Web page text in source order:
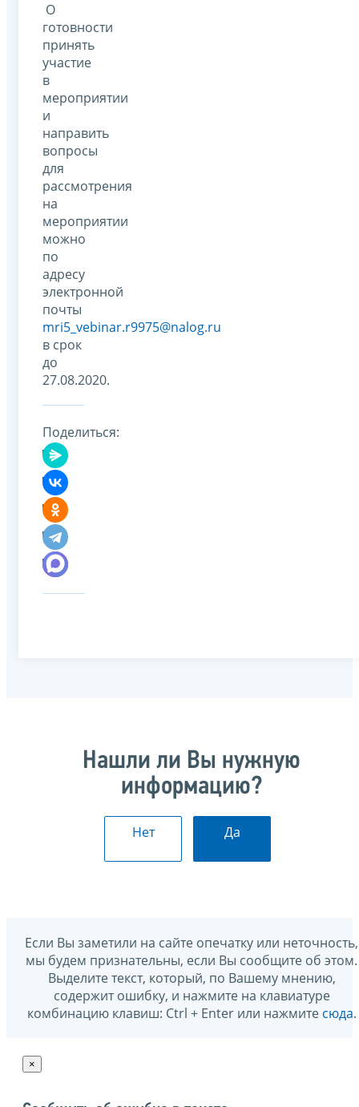
О
готовности
принять
участие
в
мероприятии
и
направить
вопросы
для
рассмотрения
на
мероприятии
можно
по
адресу
электронной
почты
mri5_vebinar.r9975@nalog.ru
в срок
до
27.08.2020.
Поделиться:
Нашли ли Вы нужную
информацию?
Нет Да
Если Вы заметили на сайте опечатку или неточность,
мы будем признательны, если Вы сообщите об этом.
Выделите текст, который, по Вашему мнению,
содержит ошибку, и нажмите на клавиатуре
комбинацию клавиш: Ctrl + Enter или нажмите сюда.
×